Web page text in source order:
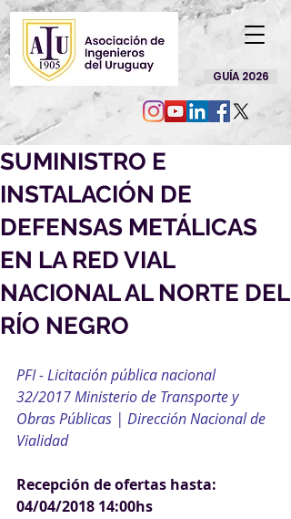
GUÍA 2026
SUMINISTRO E
INSTALACIÓN DE
DEFENSAS METÁLICAS
EN LA RED VIAL
NACIONAL AL NORTE DEL
RÍO NEGRO
PFI - Licitación pública nacional
32/2017 Ministerio de Transporte y
Obras Públicas | Dirección Nacional de
Vialidad
Recepción de ofertas hasta:
04/04/2018 14:00hs